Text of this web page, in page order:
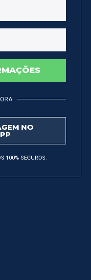
NO
100% SEGUROS.